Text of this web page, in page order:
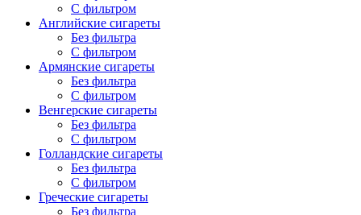
С фильтром
Английские сигареты
Без фильтра
С фильтром
Армянские сигареты
Без фильтра
С фильтром
Венгерские сигареты
Без фильтра
С фильтром
Голландские сигареты
Без фильтра
С фильтром
Греческие сигареты
Без фильтра